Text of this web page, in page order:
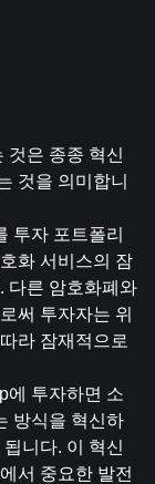
것은 종종 혁신
것을 의미합니
투자 포트폴리
화 서비스의 잠
다른 암호화폐와
써 투자자는 위
라 잠재적으로
에 투자하면 소
방식을 혁신하
니다. 이 혁신
서 중요한 발전